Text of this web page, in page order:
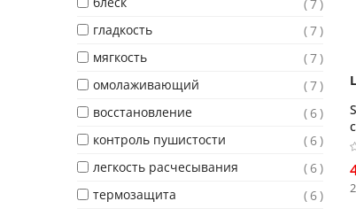
7
гладкость
7
мягкость
7
омолаживающий
7
восстановление
6
контроль пушистости
6
легкость расчесывания
6
термозащита
6